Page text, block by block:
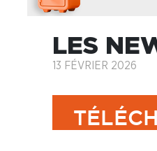
LES
13 FÉVRIER 2026